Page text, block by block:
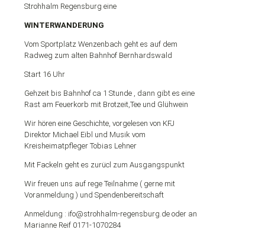
Strohhalm Regensburg eine
WINTERWANDERUNG
Vom Sportplatz Wenzenbach geht es auf dem
Radweg zum alten Bahnhof Bernhardswald
Start 16 Uhr
Gehzeit bis Bahnhof ca 1 Stunde , dann gibt es eine
Rast am Feuerkorb mit Brotzeit,Tee und Glühwein
Wir hören eine Geschichte, vorgelesen von KFJ
Direktor Michael Eibl und Musik vom
Kreisheimatpfleger Tobias Lehner
Mit Fackeln geht es zurücl zum Ausgangspunkt
Wir freuen uns auf rege Teilnahme ( gerne mit
Voranmeldung ) und Spendenbereitschaft
Anmeldung : ifo@strohhalm-regensburg.de oder an
Marianne Reif 0171-1070284